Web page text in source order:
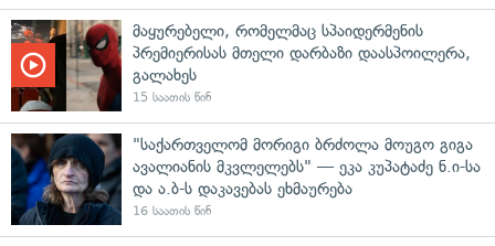
მაყურებელი, რომელმაც სპაიდერმენის
პრემიერისას მთელი დარბაზი დაასპოილერა,
გალახეს
15 საათის წინ
"საქართველომ მორიგი ბრძოლა მოუგო გიგა
ავალიანის მკვლელებს" — ეკა კუპატაძე ნ.ი-სა
და ა.ბ-ს დაკავებას ეხმაურება
16 საათის წინ